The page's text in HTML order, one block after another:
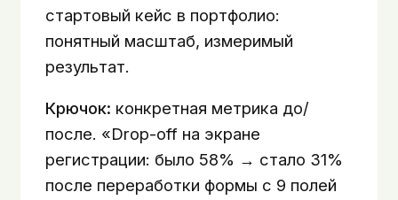
стартовый кейс в портфолио:
понятный масштаб, измеримый
результат.
Крючок: конкретная метрика до/
после. «Drop-off на экране
регистрации: было 58% → стало 31%
после переработки формы с 9 полей